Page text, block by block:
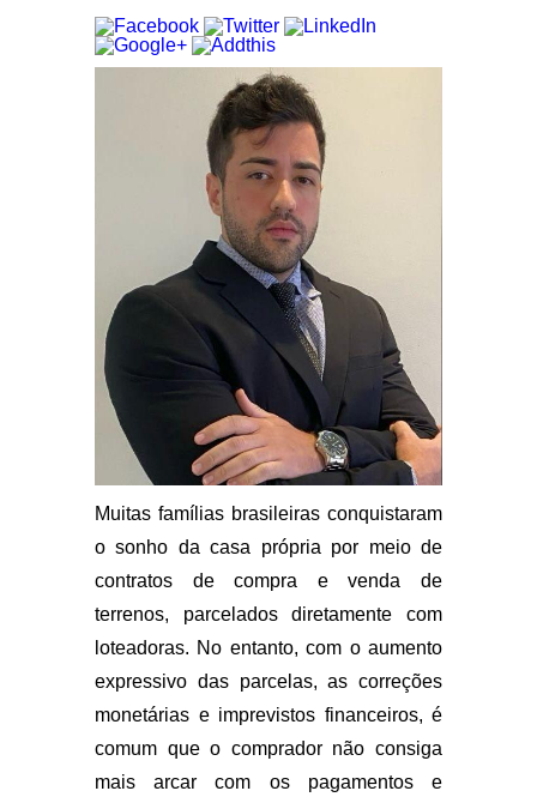
Muitas famílias brasileiras conquistaram
o sonho da casa própria por meio de
contratos de compra e venda de
terrenos, parcelados diretamente com
loteadoras. No entanto, com o aumento
expressivo das parcelas, as correções
monetárias e imprevistos financeiros, é
comum que o comprador não consiga
mais arcar com os pagamentos e